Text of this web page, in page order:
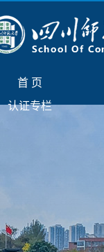
首 页
认证专栏